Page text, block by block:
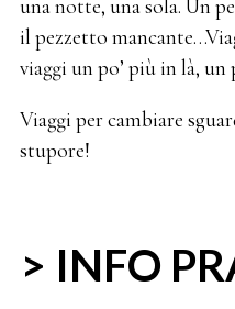
una notte, una sola. Un
il pezzetto
viaggi un po’ più in là,
Viaggi per cambiare
stupore!
> INFO